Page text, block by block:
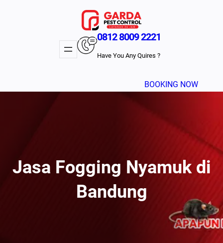
0812 8009 2221
Have You Any Quires ?
BOOKING NOW
Jasa Fogging Nyamuk di
Bandung